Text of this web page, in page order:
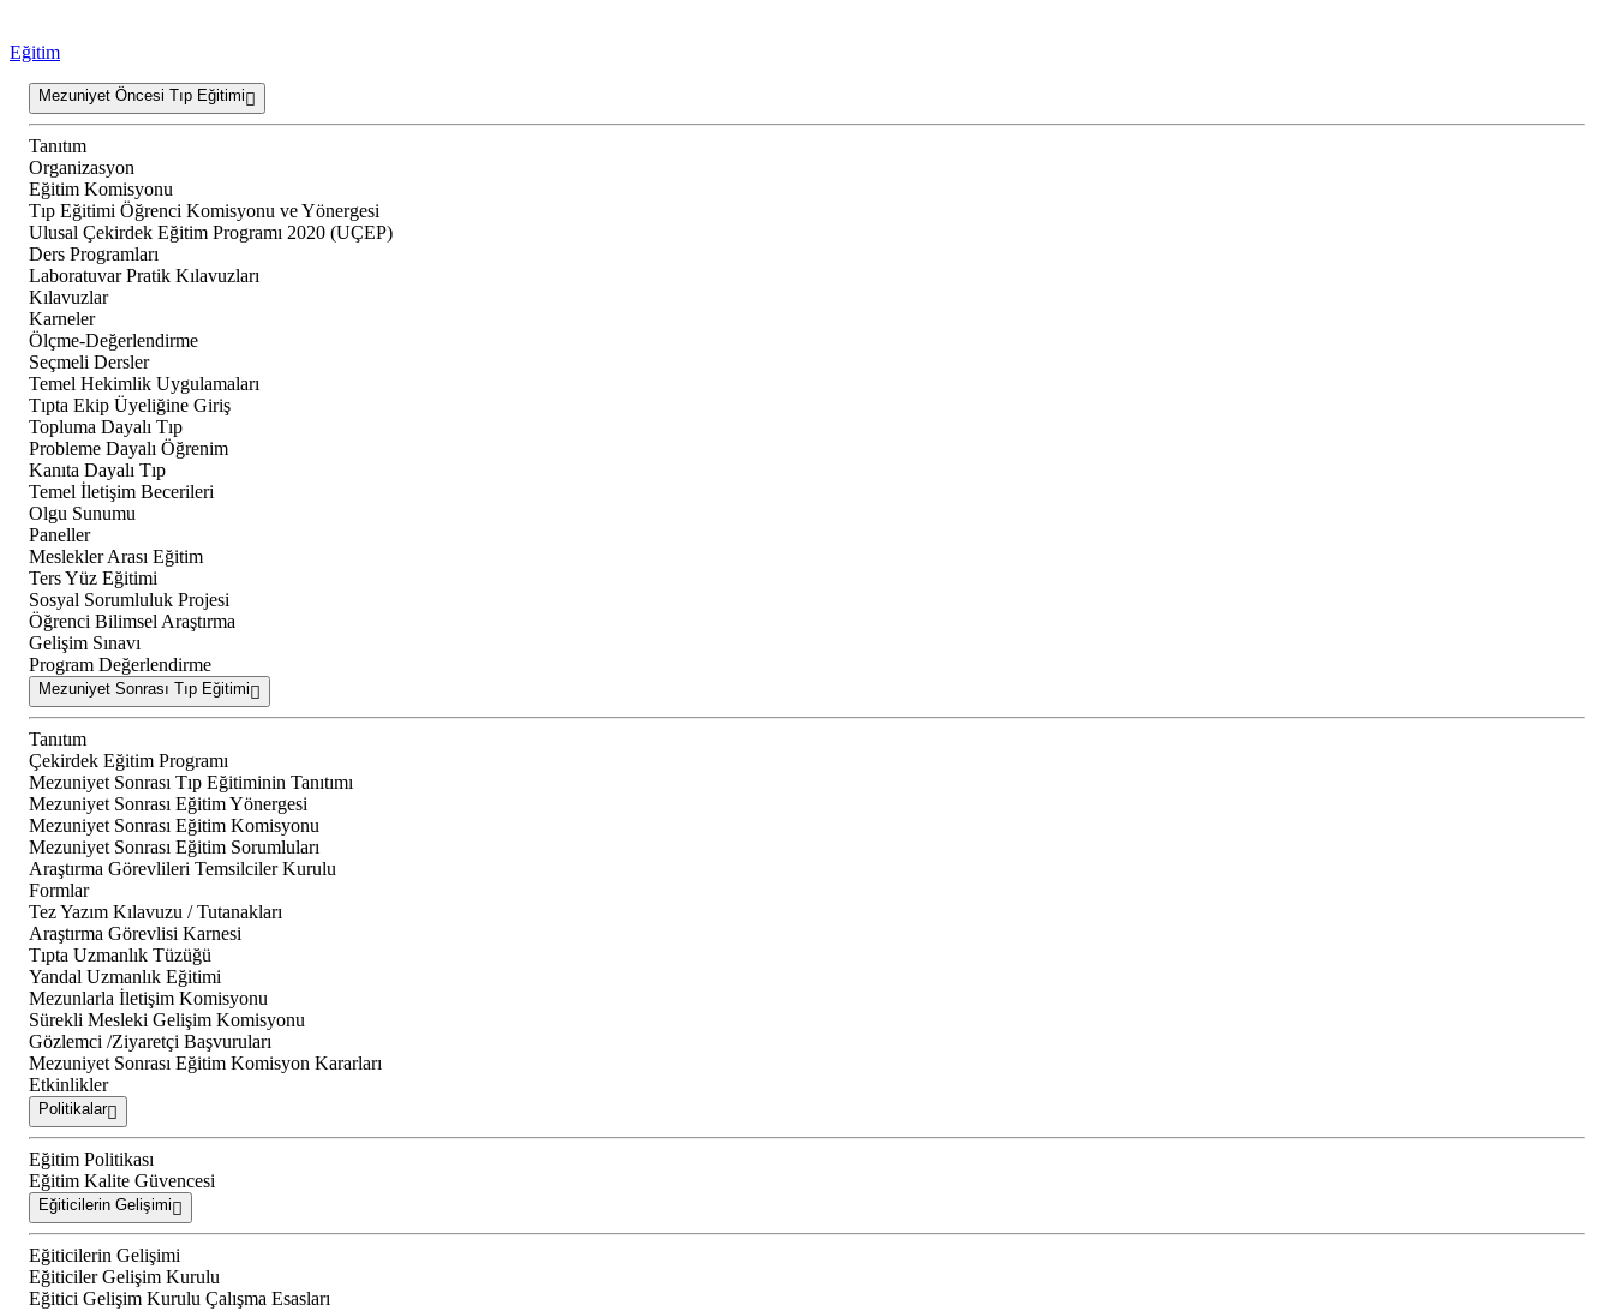
Eğitim
Mezuniyet Öncesi Tıp Eğitimi
Tanıtım
Organizasyon
Eğitim Komisyonu
Tıp Eğitimi Öğrenci Komisyonu ve Yönergesi
Ulusal Çekirdek Eğitim Programı 2020 (UÇEP)
Ders Programları
Laboratuvar Pratik Kılavuzları
Kılavuzlar
Karneler
Ölçme-Değerlendirme
Seçmeli Dersler
Temel Hekimlik Uygulamaları
Tıpta Ekip Üyeliğine Giriş
Topluma Dayalı Tıp
Probleme Dayalı Öğrenim
Kanıta Dayalı Tıp
Temel İletişim Becerileri
Olgu Sunumu
Paneller
Meslekler Arası Eğitim
Ters Yüz Eğitimi
Sosyal Sorumluluk Projesi
Öğrenci Bilimsel Araştırma
Gelişim Sınavı
Program Değerlendirme
Mezuniyet Sonrası Tıp Eğitimi
Tanıtım
Çekirdek Eğitim Programı
Mezuniyet Sonrası Tıp Eğitiminin Tanıtımı
Mezuniyet Sonrası Eğitim Yönergesi
Mezuniyet Sonrası Eğitim Komisyonu
Mezuniyet Sonrası Eğitim Sorumluları
Araştırma Görevlileri Temsilciler Kurulu
Formlar
Tez Yazım Kılavuzu / Tutanakları
Araştırma Görevlisi Karnesi
Tıpta Uzmanlık Tüzüğü
Yandal Uzmanlık Eğitimi
Mezunlarla İletişim Komisyonu
Sürekli Mesleki Gelişim Komisyonu
Gözlemci /Ziyaretçi Başvuruları
Mezuniyet Sonrası Eğitim Komisyon Kararları
Etkinlikler
Politikalar
Eğitim Politikası
Eğitim Kalite Güvencesi
Eğiticilerin Gelişimi
Eğiticilerin Gelişimi
Eğiticiler Gelişim Kurulu
Eğitici Gelişim Kurulu Çalışma Esasları